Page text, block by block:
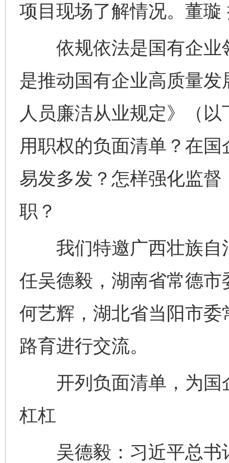
项目现场了解情况。董璇
依规依法是国有企业
是推动国有企业高质量
人员廉洁从业规定》（
用职权的负面清单？在
易发多发？怎样强化监
职？
我们特邀广西壮族自
任吴德毅，湖南省常德
何艺辉，湖北省当阳市
路育进行交流。
开列负面清单，为国
杠杠
吴德毅：习近平总书